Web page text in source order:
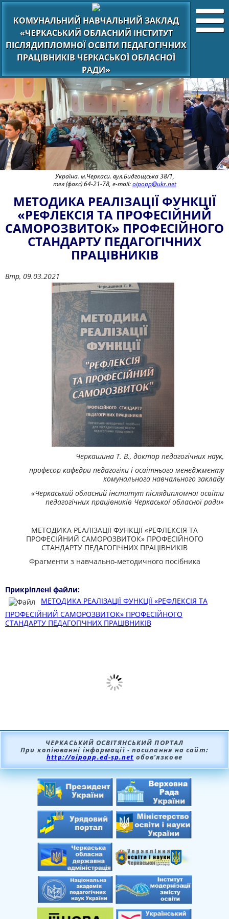
КОМУНАЛЬНИЙ НАВЧАЛЬНИЙ ЗАКЛАД
«ЧЕРКАСЬКИЙ ОБЛАСНИЙ ІНСТИТУТ
ПІСЛЯДИПЛОМНОЇ ОСВІТИ ПЕДАГОГІЧНИХ
ПРАЦІВНИКІВ ЧЕРКАСЬКОЇ ОБЛАСНОЇ
РАДИ»
Україна. м.Черкаси. вул.Бидгощська 38/1,
тел (факс) 64-21-78, e-mail:oipopp@ukr.net
МЕТОДИКА РЕАЛІЗАЦІЇ ФУНКЦІЇ
«РЕФЛЕКСІЯ ТА ПРОФЕСІЙНИЙ
САМОРОЗВИТОК» ПРОФЕСІЙНОГО
СТАНДАРТУ ПЕДАГОГІЧНИХ
ПРАЦІВНИКІВ
Втр, 09.03.2021
Черкашина Т. В., доктор педагогічних наук,
професор кафедри педагогіки і освітнього менеджменту
комунального навчального закладу
«Черкаський обласний інститут післядипломної освіти
педагогічних працівників Черкаської обласної ради»
МЕТОДИКА РЕАЛІЗАЦІЇ ФУНКЦІЇ «РЕФЛЕКСІЯ ТА
ПРОФЕСІЙНИЙ САМОРОЗВИТОК» ПРОФЕСІЙНОГО
СТАНДАРТУ ПЕДАГОГІЧНИХ ПРАЦІВНИКІВ
Фрагменти з навчально-методичного посібника
Прикріплені файли:
МЕТОДИКА РЕАЛІЗАЦІЇ ФУНКЦІЇ «РЕФЛЕКСІЯ ТА
ПРОФЕСІЙНИЙ САМОРОЗВИТОК» ПРОФЕСІЙНОГО
СТАНДАРТУ ПЕДАГОГІЧНИХ ПРАЦІВНИКІВ
ЧЕРКАСЬКИЙ ОСВІТЯНСЬКИЙ ПОРТАЛ
При копіюванні інформації - посилання на сайт:
http://oipopp.ed-sp.net обов’язкове